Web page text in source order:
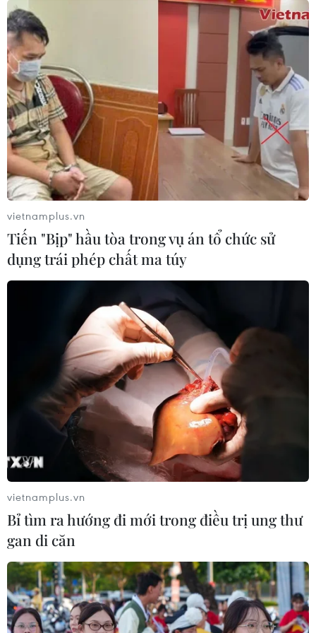
02/05/2023 09:41
Các địa phương cần lưu ý đối với sâu cuốn lá lứa 2
đang phát triển mạnh, mật độ khá cao ở các địa
phương Thái Bình, Nam Định, Ninh Bình, đồng thời cần
chủ động hạn chế tác động của nắng nóng.
vietnamplus.vn
Tiến "Bịp" hầu tòa trong vụ án tổ chức sử
dụng trái phép chất ma túy
vietnamplus.vn
Bỉ tìm ra hướng đi mới trong điều trị ung thư
gan di căn